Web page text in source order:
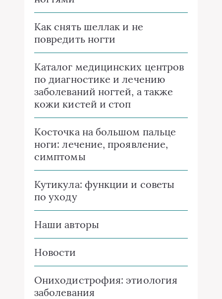
Как снять шеллак и не
повредить ногти
Каталог медицинских центров
по диагностике и лечению
заболеваний ногтей, а также
кожи кистей и стоп
Косточка на большом пальце
ноги: лечение, проявление,
симптомы
Кутикула: функции и советы
по уходу
Наши авторы
Новости
Ониходистрофия: этиология
заболевания